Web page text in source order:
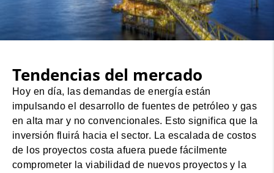
Tendencias del mercado
Hoy en día, las demandas de energía están
impulsando el desarrollo de fuentes de petróleo y gas
en alta mar y no convencionales. Esto significa que la
inversión fluirá hacia el sector. La escalada de costos
de los proyectos costa afuera puede fácilmente
comprometer la viabilidad de nuevos proyectos y la